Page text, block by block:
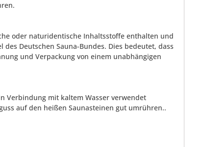
oder naturidentische Inhaltsstoffe enthalten und
Deutschen Sauna-Bundes. Dies bedeutet, dass
und Verpackung von einem unabhängigen
Verbindung mit kaltem Wasser verwendet
auf den heißen Saunasteinen gut umrühren..